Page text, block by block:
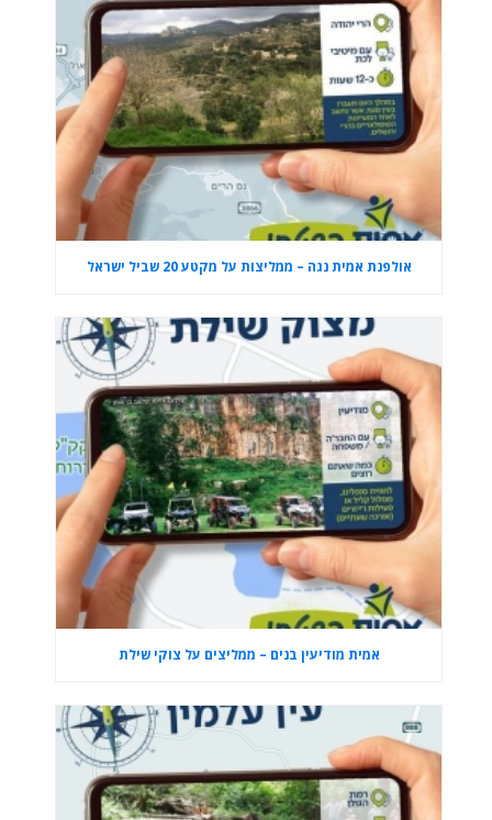
אולפנת אמית נגה – ממליצות על מקטע 20 שביל ישראל
אמית מודיעין בנים – ממליצים על צוקי שילת